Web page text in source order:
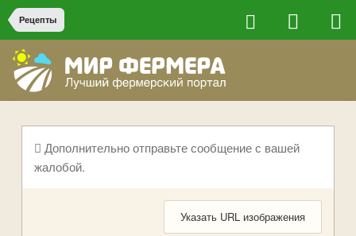
Рецепты
Дополнительно отправьте сообщение с вашей
жалобой.
Указать URL изображения